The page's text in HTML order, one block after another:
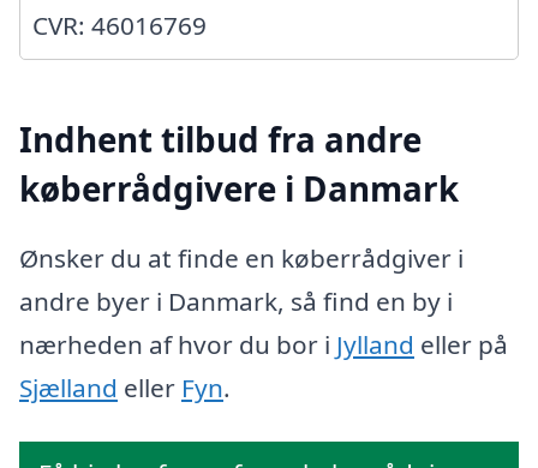
CVR: 46016769
Indhent tilbud fra andre
køberrådgivere i Danmark
Ønsker du at finde en køberrådgiver i
andre byer i Danmark, så find en by i
nærheden af hvor du bor i Jylland eller på
Sjælland eller Fyn.